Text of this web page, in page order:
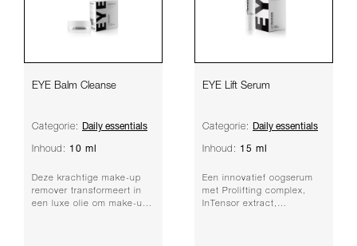
EYE Balm Cleanse
Categorie: Daily essentials
Inhoud: 10 ml
Deze krachtige make-up
remover transformeert in
een luxe olie om make-up
EYE Lift Serum
Categorie: Daily essentials
Inhoud: 15 ml
Een innovatief oogserum
met Prolifting complex,
InTensor extract,